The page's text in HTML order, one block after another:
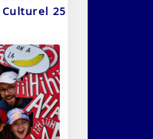
Culturel 25